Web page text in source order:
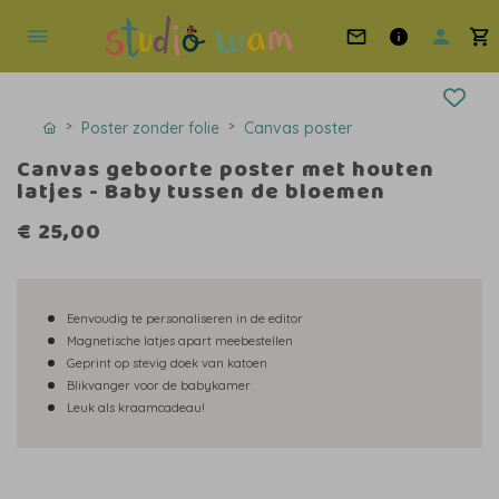
Poster zonder folie Canvas poster
Canvas geboorte poster met houten
latjes - Baby tussen de bloemen
€ 25,00
Eenvoudig te personaliseren in de editor
Magnetische latjes apart meebestellen
Geprint op stevig doek van katoen
Blikvanger voor de babykamer
Leuk als kraamcadeau!